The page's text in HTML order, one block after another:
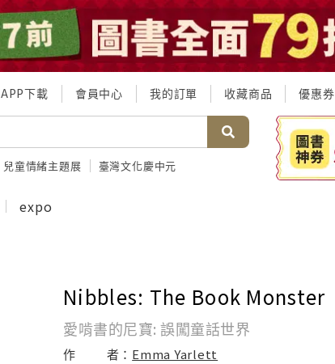
APP下載 會員中心 我的訂單 收藏商品 優惠券
兒童情緒主題展 臺灣文化慶中元
expo
Nibbles: The Book Monster
愛啃書的尼寶: 誤闖童話世界
作 者： Emma Yarlett